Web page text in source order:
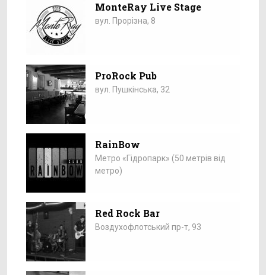
MonteRay Live Stage
вул. Прорізна, 8
ProRock Pub
вул. Пушкінська, 32
RainBow
Метро «Гідропарк» (50 метрів від
метро)
Red Rock Bar
Воздухофлотський пр-т, 93